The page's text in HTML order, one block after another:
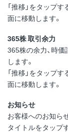
「推移」をタップ
面に移動します。
365株 取引余力
365株の余力、時
します。
「推移」をタップ
面に移動します。
お知らせ
お客様へのお知ら
タイトルをタップ